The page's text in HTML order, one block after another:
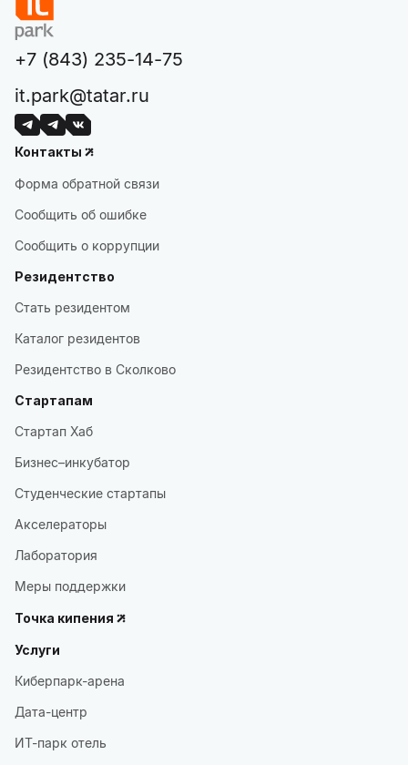
+7 (843) 235-14-75
it.park@tatar.ru
Контакты
Форма обратной связи
Сообщить об ошибке
Сообщить о коррупции
Резидентство
Стать резидентом
Каталог резидентов
Резидентство в Сколково
Стартапам
Стартап Хаб
Бизнес–инкубатор
Студенческие стартапы
Акселераторы
Лаборатория
Меры поддержки
Точка кипения
Услуги
Киберпарк-арена
Дата-центр
ИТ-парк отель